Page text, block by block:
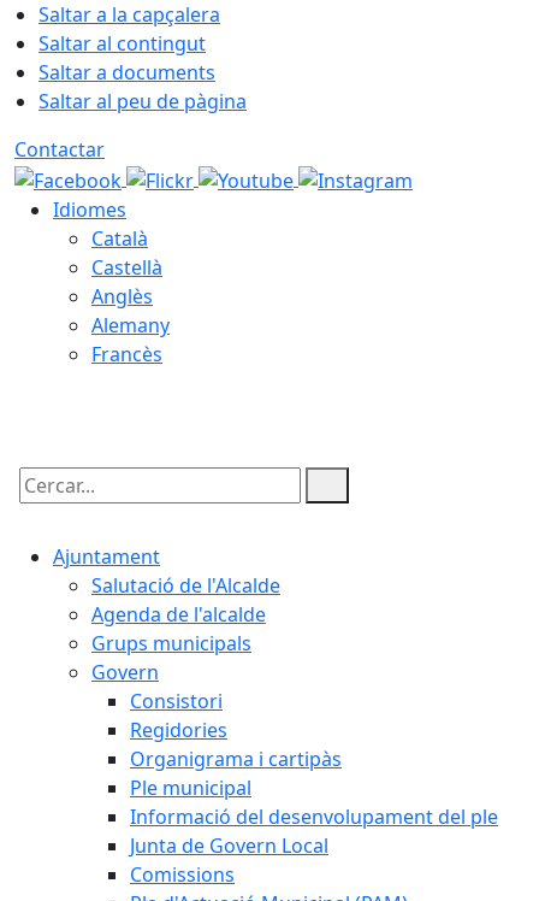
Saltar a la capçalera
Saltar al contingut
Saltar a documents
Saltar al peu de pàgina
Contactar
Idiomes
Català
Castellà
Anglès
Alemany
Francès
Cercar:
Ajuntament
Salutació de l'Alcalde
Agenda de l'alcalde
Grups municipals
Govern
Consistori
Regidories
Organigrama i cartipàs
Ple municipal
Informació del desenvolupament del ple
Junta de Govern Local
Comissions